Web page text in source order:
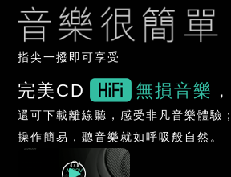
指尖一撥即可享受
完美CD 無損音樂 ，
還可下載離線聽，感受非凡音樂體驗；
操作簡易，聽音樂就如呼吸般自然。